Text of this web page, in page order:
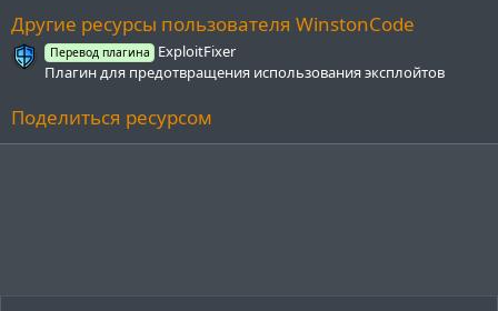
Другие ресурсы пользователя WinstonCode
Перевод плагина
ExploitFixer
Плагин для предотвращения использования эксплойтов
Поделиться ресурсом